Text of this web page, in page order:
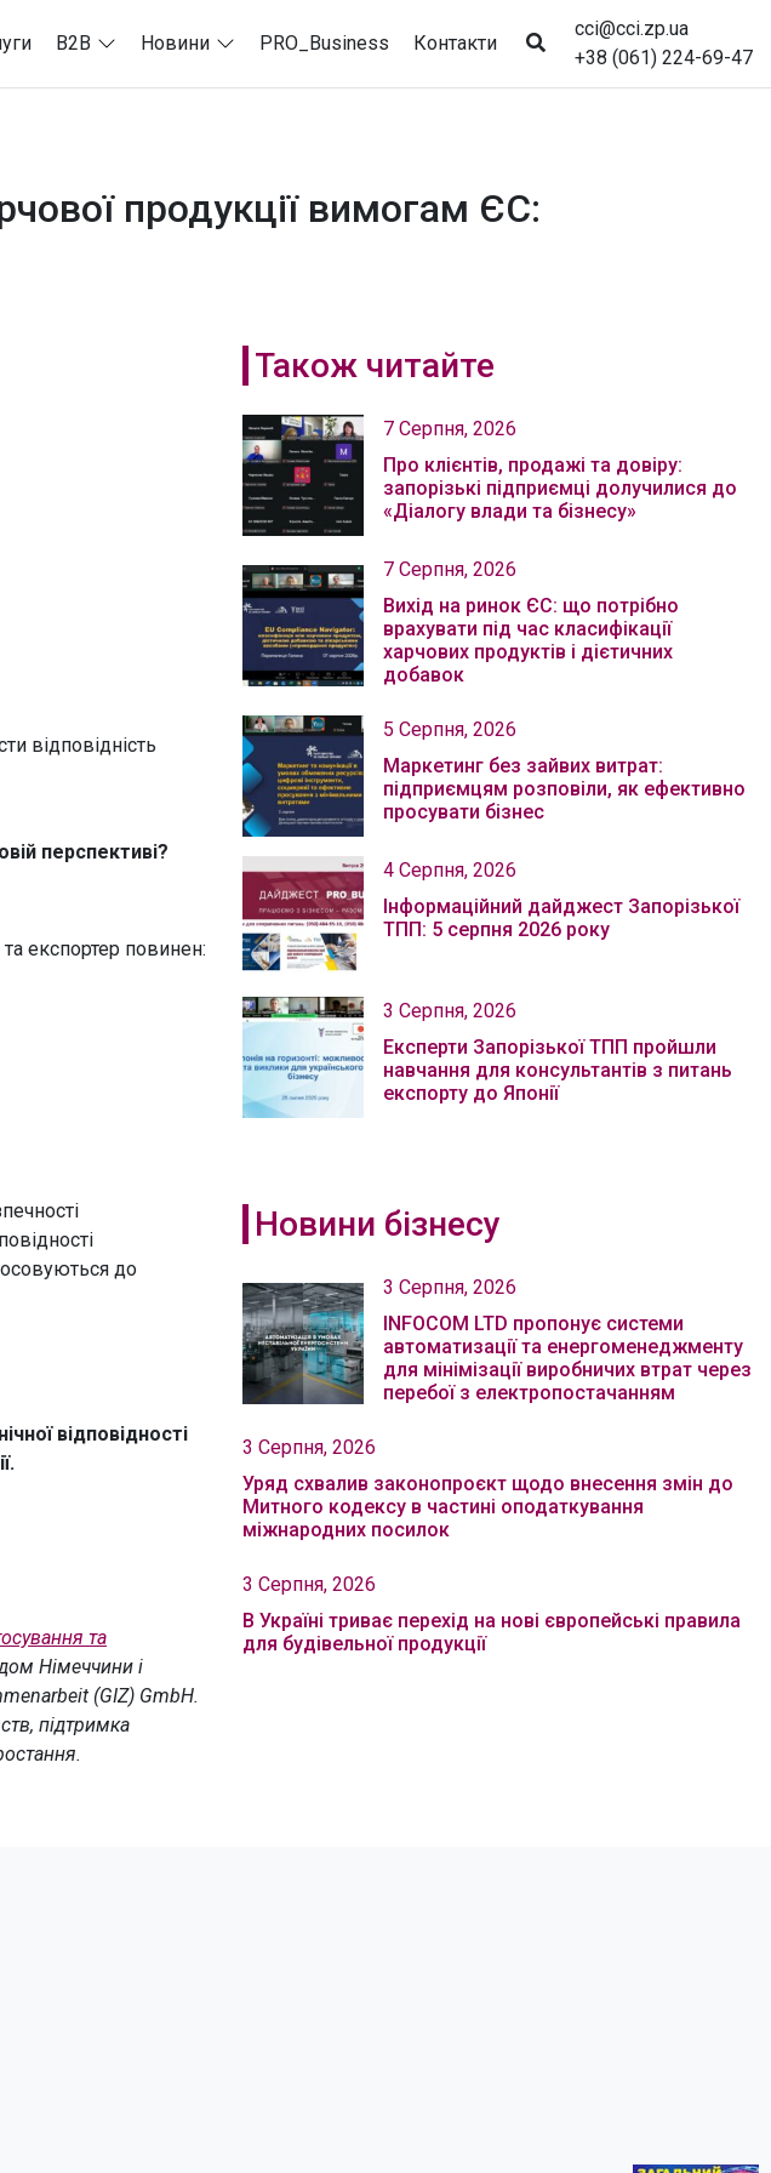
B2B Новини PRO_Business Контакти
cci@cci.zp.ua
+38 (061) 224-69-47
продукції вимогам ЄС:
відповідність
перспективі?
експортер повинен:
до
відповідності
та
Німеччини і
(GIZ) GmbH.
підтримка
Також читайте
7 Серпня, 2026
Про клієнтів, продажі та довіру:
запорізькі підприємці долучилися до
«Діалогу влади та бізнесу»
7 Серпня, 2026
Вихід на ринок ЄС: що потрібно
врахувати під час класифікації
харчових продуктів і дієтичних
добавок
5 Серпня, 2026
Маркетинг без зайвих витрат:
підприємцям розповіли, як ефективно
просувати бізнес
4 Серпня, 2026
Інформаційний дайджест Запорізької
ТПП: 5 серпня 2026 року
3 Серпня, 2026
Експерти Запорізької ТПП пройшли
навчання для консультантів з питань
експорту до Японії
Новини бізнесу
3 Серпня, 2026
INFOCOM LTD пропонує системи
автоматизації та енергоменеджменту
для мінімізації виробничих втрат через
перебої з електропостачанням
3 Серпня, 2026
Уряд схвалив законопроєкт щодо внесення змін до
Митного кодексу в частині оподаткування
міжнародних посилок
3 Серпня, 2026
В Україні триває перехід на нові європейські правила
для будівельної продукції